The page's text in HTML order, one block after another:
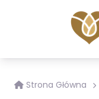
Strona Główna